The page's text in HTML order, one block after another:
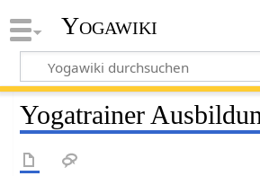
Yogawiki
Yogatrainer